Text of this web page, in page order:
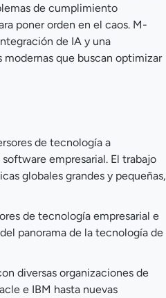
de cumplimiento
poner orden en el caos. M-
de IA y una
que buscan optimizar
de tecnología a
empresarial. El trabajo
globales grandes y pequeñas,
de tecnología empresarial e
panorama de la tecnología de
diversas organizaciones de
e IBM hasta nuevas